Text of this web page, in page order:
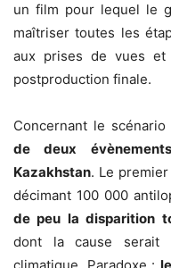
un film pour lequel le
maîtriser toutes les
aux prises de vues et
postproduction finale.
Concernant le scénario
de deux
Kazakhstan. Le
décimant 100 000
de peu la disparition
dont la cause serait